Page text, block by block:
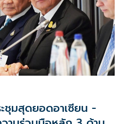
ชุมสุดยอดอาเซียน -